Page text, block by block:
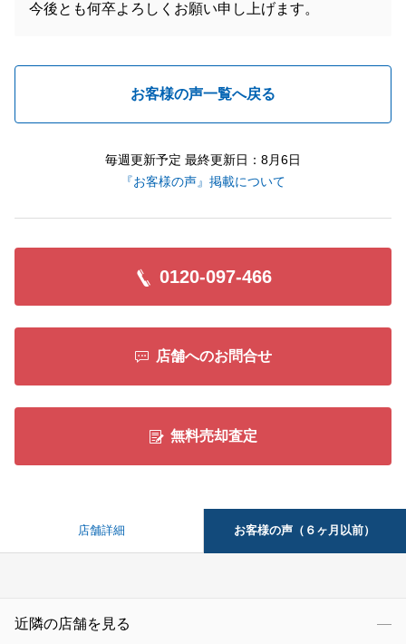
今後とも何卒よろしくお願い申し上げます。
お客様の声一覧へ戻る
毎週更新予定 最終更新日：8月6日
『お客様の声』掲載について
0120-097-466
店舗へのお問合せ
無料売却査定
店舗詳細 お客様の声（６ヶ月以前）
近隣の店舗を見る